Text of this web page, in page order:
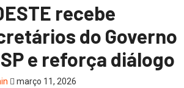
recebe
do Governo
e reforça diálogo
março 11, 2026